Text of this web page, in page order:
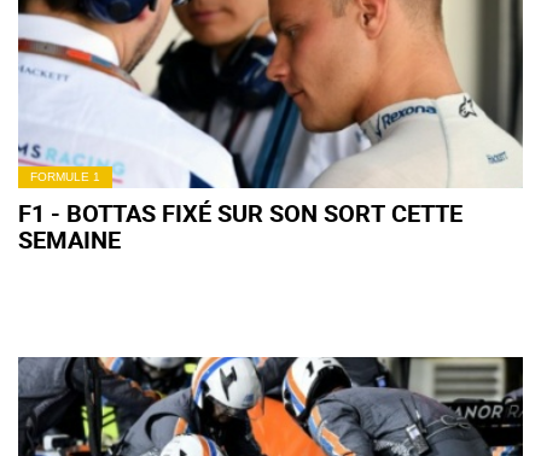
FORMULE 1
F1 - BOTTAS FIXÉ SUR SON SORT CETTE
SEMAINE